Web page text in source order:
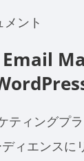
ント
Email
ティングプ
ィエンスに